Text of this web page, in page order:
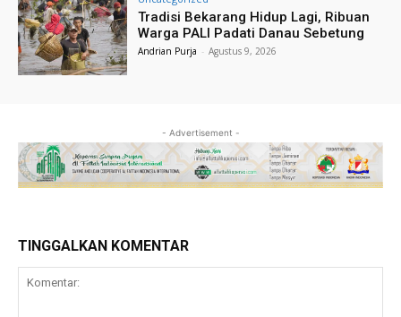
Tradisi Bekarang Hidup Lagi, Ribuan
Warga PALI Padati Danau Sebetung
Andrian Purja - Agustus 9, 2026
- Advertisement -
TINGGALKAN KOMENTAR